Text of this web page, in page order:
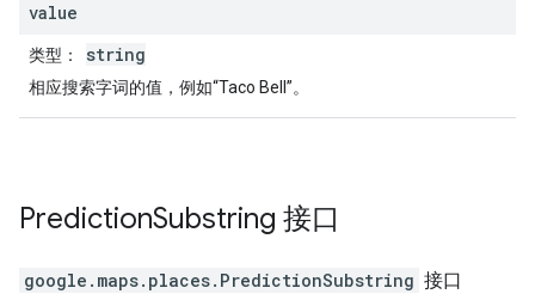
value
类型 ： string
相应搜索字词的值，例如“Taco Bell”。
PredictionSubstring 接口
google.maps.places. PredictionSubstring 接口